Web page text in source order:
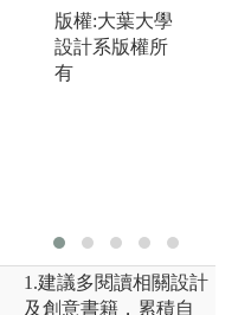
版權:大葉大學
設計系版權所
有
1.建議多閱讀相關設計
及創意書籍，累積自